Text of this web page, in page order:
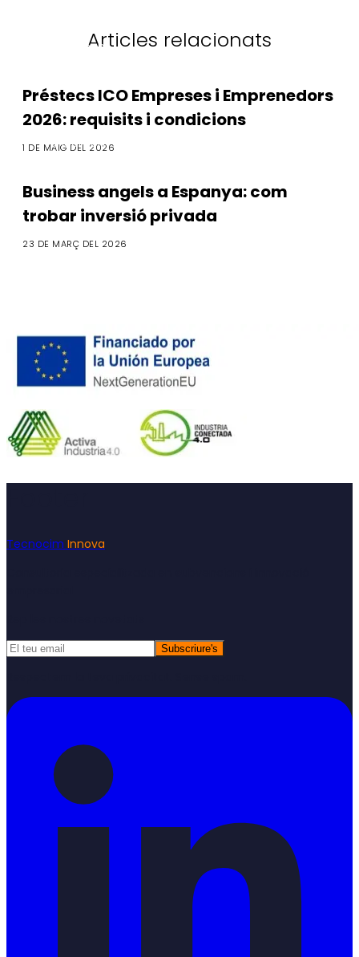
Articles relacionats
Finançament
Préstecs ICO Empreses i Emprenedors
2026: requisits i condicions
1 DE MAIG DEL 2026
Finançament
Business angels a Espanya: com
trobar inversió privada
23 DE MARÇ DEL 2026
Tecnocim Innova
Subscriure's